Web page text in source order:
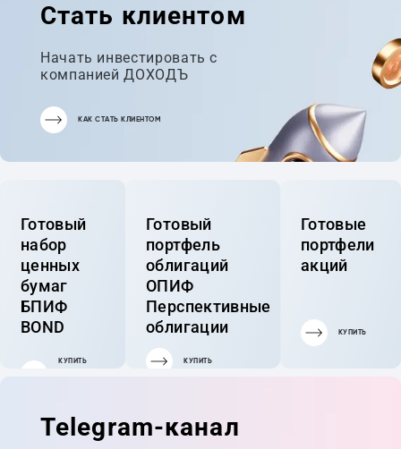
Стать клиентом
Начать инвестировать с
компанией ДОХОДЪ
КАК СТАТЬ КЛИЕНТОМ
Готовый
набор
ценных
бумаг
БПИФ
BOND
КУПИТЬ
Готовый
портфель
облигаций
ОПИФ
Перспективные
облигации
КУПИТЬ
Готовые
портфели
акций
КУПИТЬ
Telegram-канал